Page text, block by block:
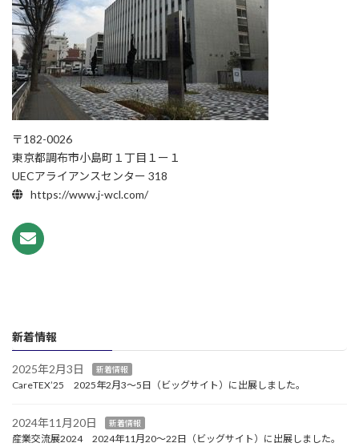
〒182-0026
東京都調布市小島町１丁目１ー１
UECアライアンスセンター 318
https://www.j-wcl.com/
新着情報
2025年2月3日 新着情報
CareTEX’25 2025年2月3～5日（ビッグサイト）に出展しました。
2024年11月20日 新着情報
産業交流展2024 2024年11月20～22日（ビッグサイト）に出展しました。